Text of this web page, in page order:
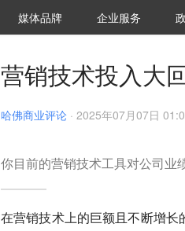
媒体品牌 36Kr研究院
企业服务
营销技术投入大
哈佛商业评论 · 2025年07月07日
你目前的营销技术工具对公司业
在营销技术上的巨额且不断增